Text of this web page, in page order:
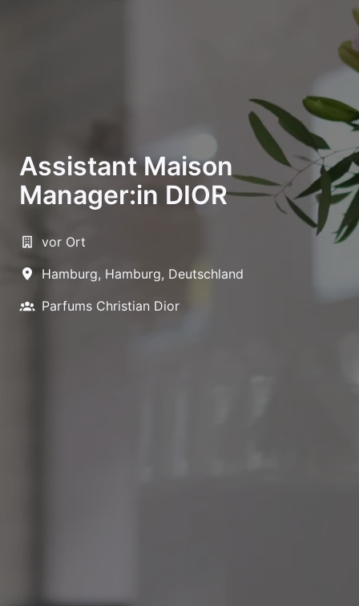
Assistant Maison
Manager:in DIOR
vor Ort
Hamburg, Hamburg, Deutschland
Parfums Christian Dior